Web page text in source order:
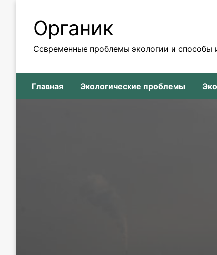
Органик
Современные проблемы экологии и способы
Главная Экологические проблемы